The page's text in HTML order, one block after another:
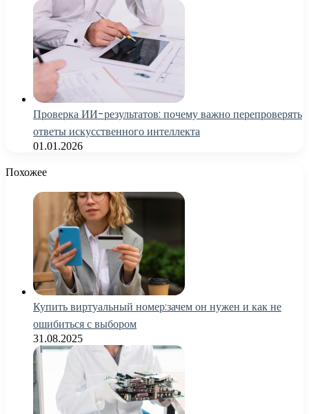
Проверка ИИ-результатов: почему важно перепроверять
ответы искусственного интеллекта
01.01.2026
Похожее
Купить виртуальный номер:зачем он нужен и как не
ошибиться с выбором
31.08.2025